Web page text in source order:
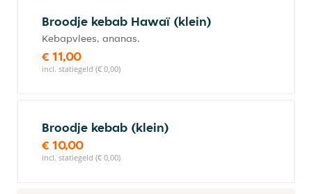
Broodje kebab Hawaï (klein)
Kebapvlees, ananas.
€ 11,00
incl. statiegeld (€ 0,00)
Broodje kebab (klein)
€ 10,00
incl. statiegeld (€ 0,00)